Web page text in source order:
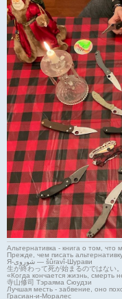
Альтернативка - книга о том, что
Прежде, чем писать
Я-شوروی — šûravî-Шурави
生が終わって死が始まるのではない
«Когда кончается жизнь, смерть
寺山修司 Тэраяма Сюудзи
Лучшая месть - забвение, оно
Грасиан-и-Моралес